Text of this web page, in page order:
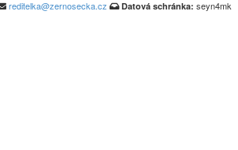
reditelka@zernosecka.cz Datová schránka: seyn4mk